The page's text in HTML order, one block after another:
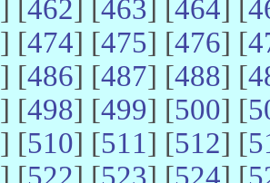
] [462] [463] [464] [
] [474] [475] [476] [
] [486] [487] [488] [
] [498] [499] [500] [
] [510] [511] [512] [